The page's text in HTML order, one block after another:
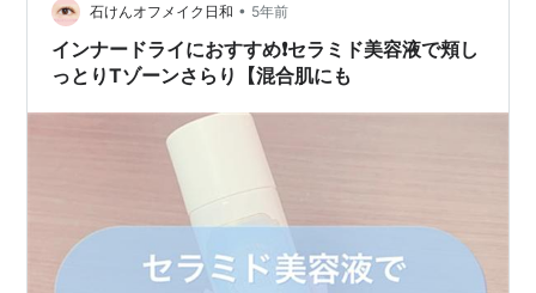
石けんオフメイク日和 • 5年前
インナードライにおすすめ❗️セラミド美容液で頬し
っとりTゾーンさらり【混合肌にも